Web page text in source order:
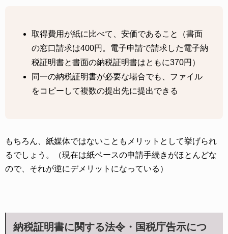
取得費用が紙に比べて、安価であること（書面
の窓口請求は400円。電子申請で請求した電子納
税証明書と書面の納税証明書はともに370円）
同一の納税証明書が必要な場合でも、ファイル
をコピーして複数の提出先に提出できる
もちろん、紙媒体ではないこともメリットとして挙げられ
るでしょう。（現在は紙ベースの申請手続きがほとんどな
ので、それが逆にデメリットになっている）
納税証明書に関する法令・国税庁告示につ